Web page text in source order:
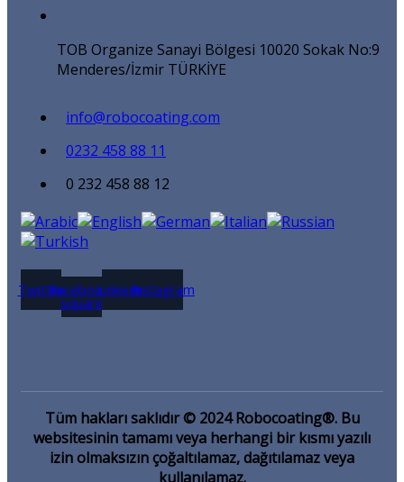
TOB Organize Sanayi Bölgesi 10020 Sokak No:9
Menderes/İzmir TÜRKİYE
info@robocoating.com
0232 458 88 11
0 232 458 88 12
TwitterFacebook-
square
LinkedinInstagram
Tüm hakları saklıdır © 2024 Robocoating®. Bu
websitesinin tamamı veya herhangi bir kısmı yazılı
izin olmaksızın çoğaltılamaz, dağıtılamaz veya
kullanılamaz.